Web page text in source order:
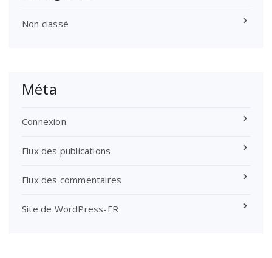
Non classé
Méta
Connexion
Flux des publications
Flux des commentaires
Site de WordPress-FR